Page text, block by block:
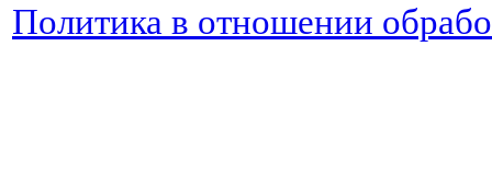
Политика в отношении